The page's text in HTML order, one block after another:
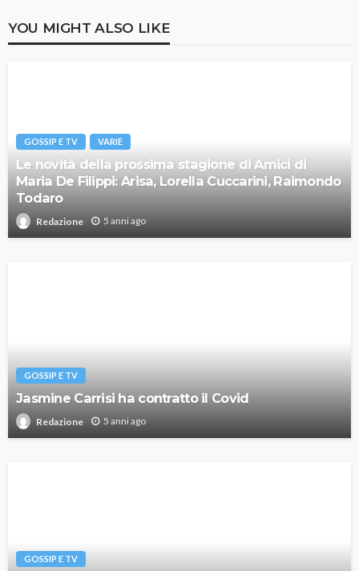
YOU MIGHT ALSO LIKE
GOSSIP E TV VARIE
Le novità della prossima stagione di Amici di
Maria De Filippi: Arisa, Lorella Cuccarini, Raimondo
Todaro
Redazione 5 anni ago
GOSSIP E TV
Jasmine Carrisi ha contratto il Covid
Redazione 5 anni ago
GOSSIP E TV